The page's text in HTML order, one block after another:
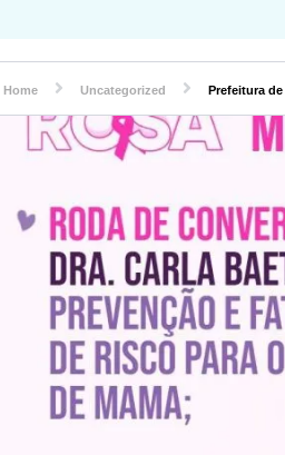
Home Uncategorized Prefeitura